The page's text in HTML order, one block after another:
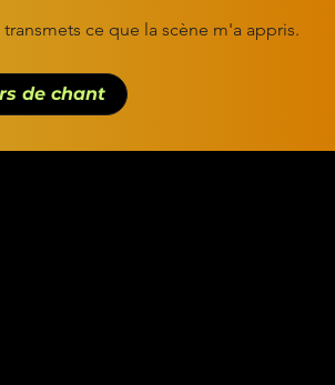
ce que la scène m'a appris.
de chant